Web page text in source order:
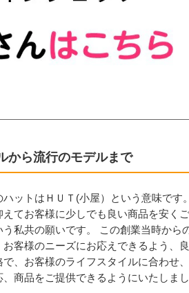
から流行のモデルまで
ハットはＨＵＴ(小屋）という意味です
てお客様に少しでも良い商品を安くご
私共の願いです。 この創業当時から
お客様のニーズにお応えできるよう、良
で、お客様のライフスタイルに合わせ、
、商品をご提供できるようにいたしまし